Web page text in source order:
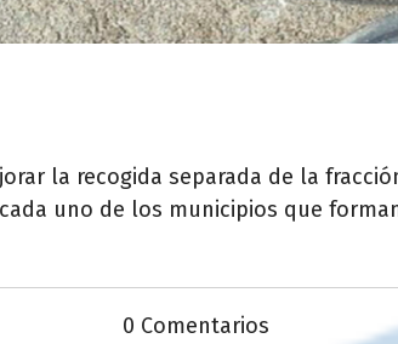
la recogida separada de la
uno de los municipios que
0 Comentarios